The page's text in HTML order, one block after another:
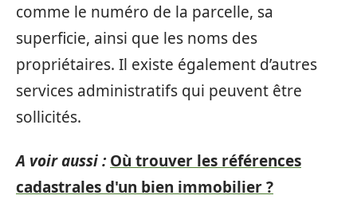
comme le numéro de la parcelle, sa
superficie, ainsi que les noms des
propriétaires. Il existe également d’autres
services administratifs qui peuvent être
sollicités.
A voir aussi : Où trouver les références
cadastrales d'un bien immobilier ?